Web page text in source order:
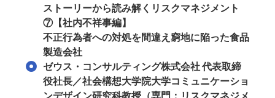
ストーリーから読み解くリスクマネジメント
⑦【社内不祥事編】
不正行為者への対処を間違え窮地に陥った食品
製造会社
ゼウス・コンサルティング株式会社 代表取締
役社長／社会構想大学院大学コミュニケーショ
ンデザイン研究科教授（専門：リスクマネジメ